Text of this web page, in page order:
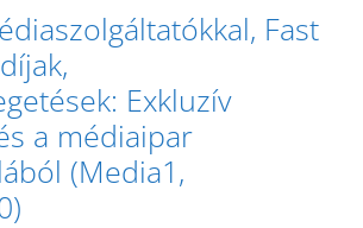
Fast
Exkluzív
a médiaipar
(Media1,